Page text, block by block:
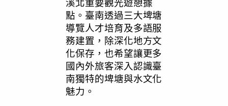
溪北重要觀光遊憩據
點。臺南透過三大埤塘
導覽人才培育及多語服
務建置，除深化地方文
化保存，也希望讓更多
國內外旅客深入認識臺
南獨特的埤塘與水文化
魅力。